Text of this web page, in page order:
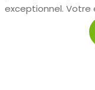
exceptionnel.